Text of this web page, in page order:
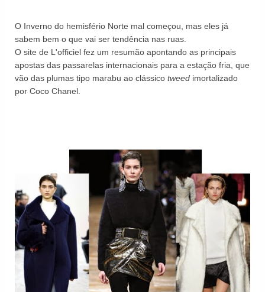
O Inverno do hemisfério Norte mal começou, mas eles já
sabem bem o que vai ser tendência nas ruas.
O site de L'officiel fez um resumão apontando as principais
apostas das passarelas internacionais para a estação fria, que
vão das plumas tipo marabu ao clássico tweed imortalizado
por Coco Chanel.